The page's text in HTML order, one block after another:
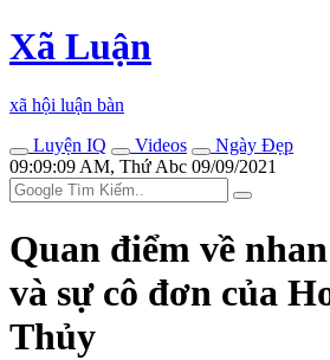
Xã Luận
xã hội luận bàn
Luyện IQ
Videos
Ngày Đẹp
09:09:09 AM, Thứ Abc 09/09/2021
Quan điểm về
và sự cô đơn của
Thủy